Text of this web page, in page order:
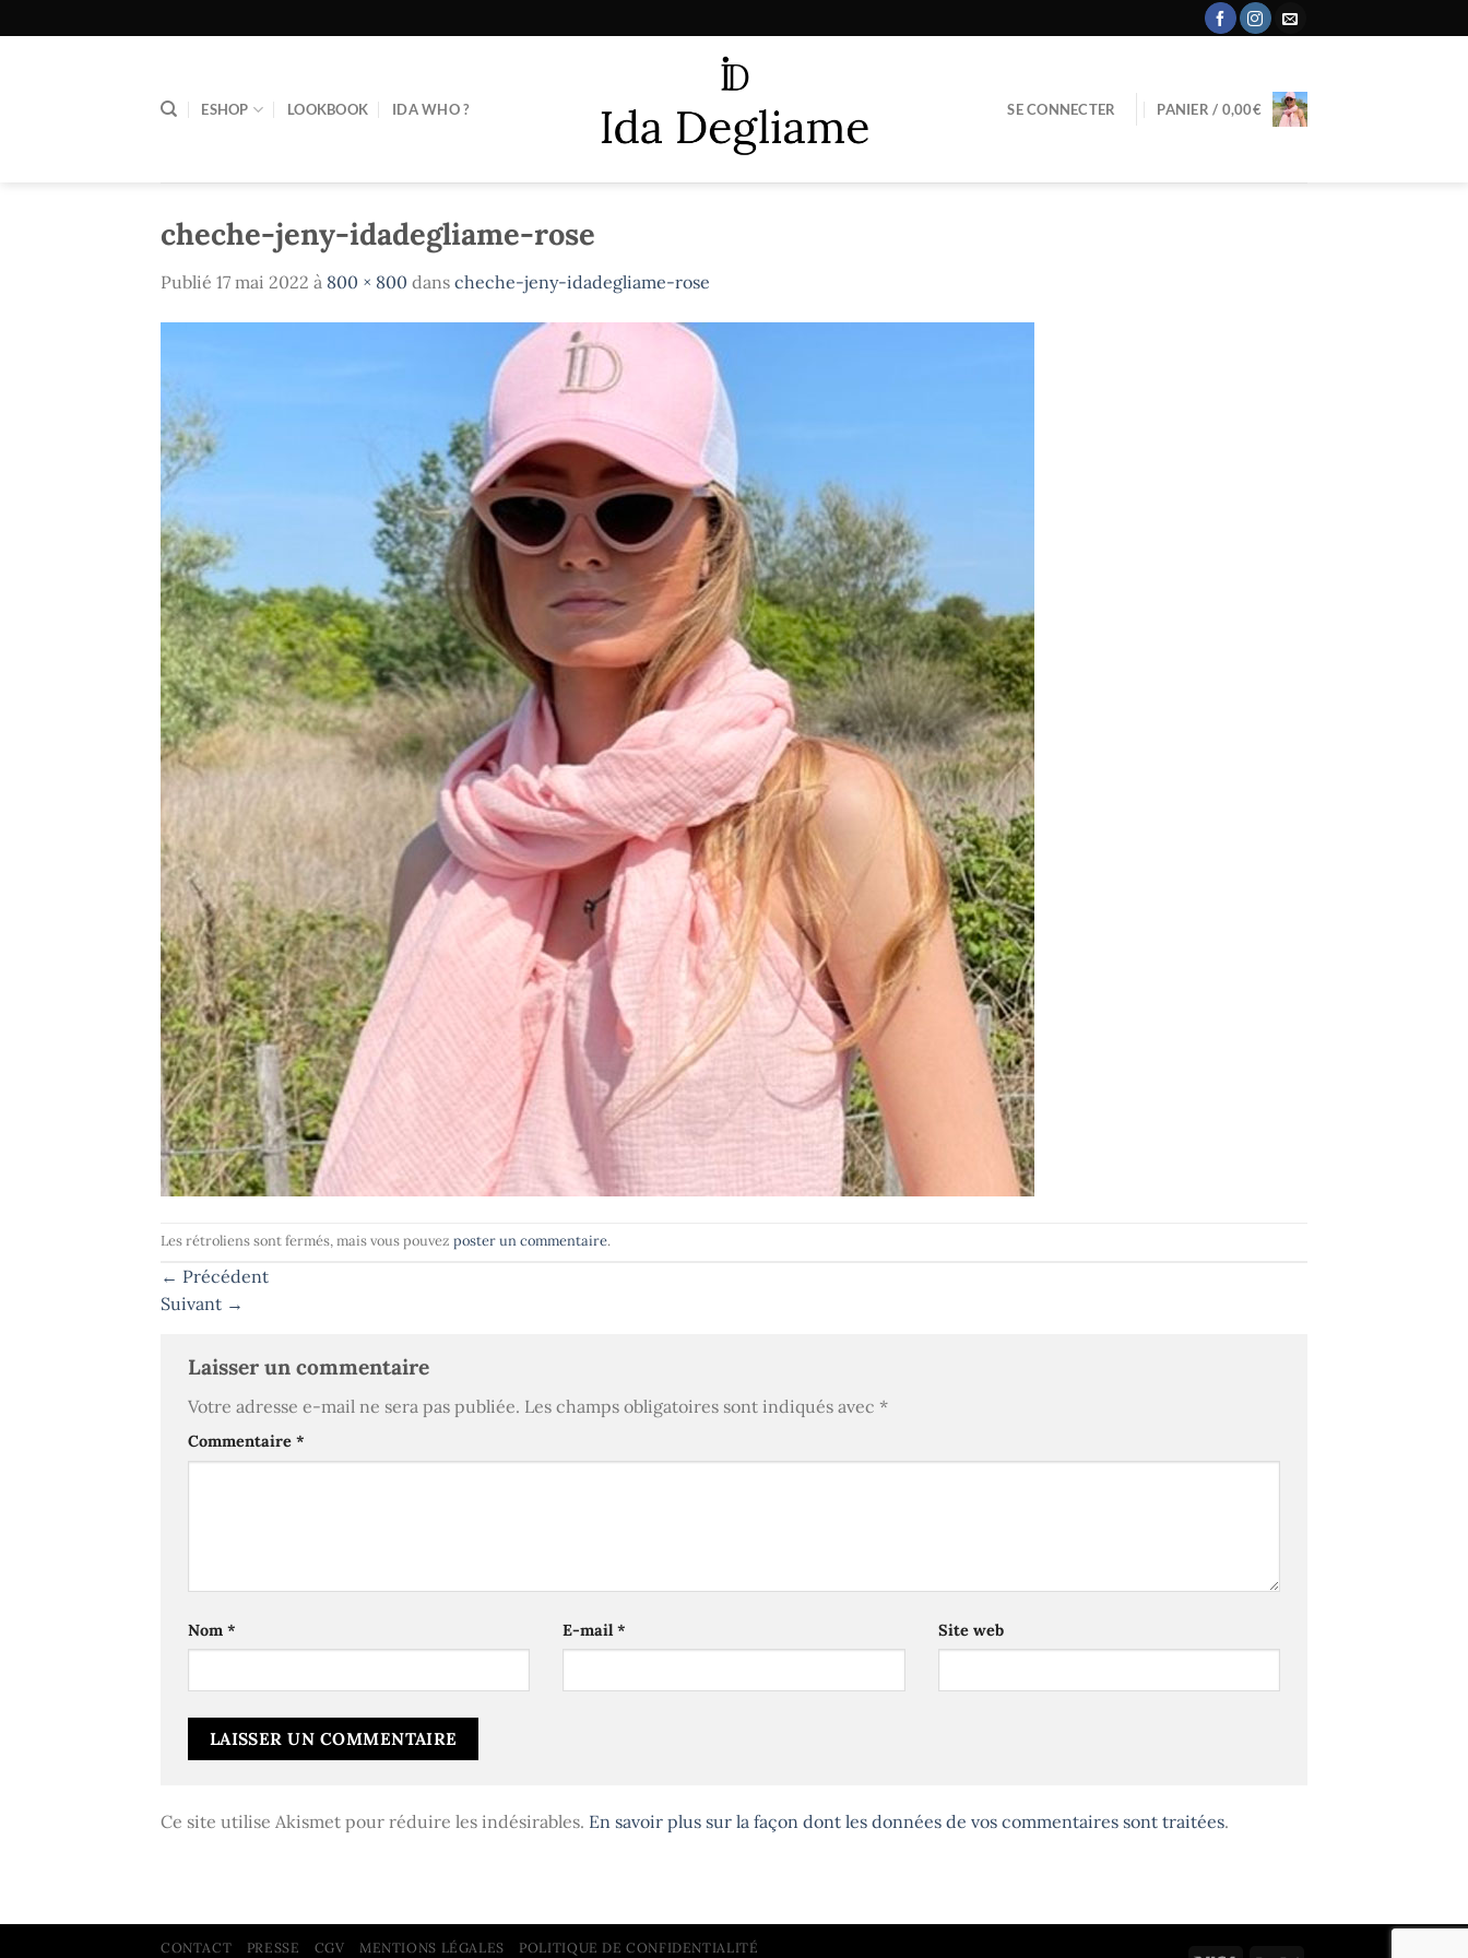
au
ESHOP LOOKBOOK IDA WHO ? SE CONNECTER PANIER / 0,00€
cheche-jeny-idadegliame-rose
Publié 17 mai 2022 à 800 × 800 dans cheche-jeny-idadegliame-rose
Les rétroliens sont fermés, mais vous pouvez poster un commentaire.
← Précédent
Suivant →
Laisser un commentaire
Votre adresse e-mail ne sera pas publiée. Les champs obligatoires sont indiqués avec *
Commentaire *
Nom * E-mail* Site web
Ce site utilise Akismet pour réduire les indésirables. En savoir plus sur la façon dont les données de vos commentaires sont traitées.
CONTACT PRESSE CGV MENTIONS LÉGALES POLITIQUE DE CONFIDENTIALITÉ